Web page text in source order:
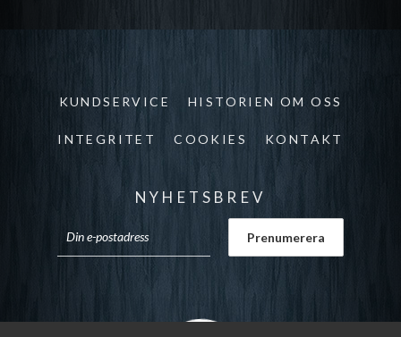
KUNDSERVICE HISTORIEN OM OSS
INTEGRITET COOKIES KONTAKT
NYHETSBREV